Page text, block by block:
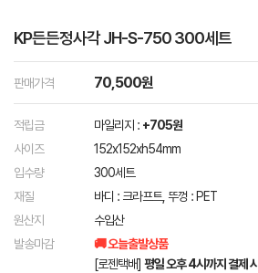
KP든든정사각 JH-S-750 300세트
판매가격 70,500원
적립금 마일리지 : +705원
사이즈
152x152xh54mm
입수량
300세트
재질
바디 : 크라프트, 뚜껑 : PET
원산지
수입산
발송마감
🚚 오늘출발상품
[로젠택배] 평일 오후 4시까지 결제 시